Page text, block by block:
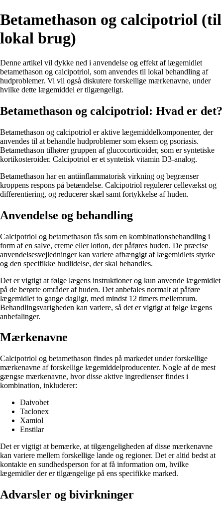
Betamethason og calcipotriol (til
lokal brug)
Denne artikel vil dykke ned i anvendelse og effekt af lægemidlet
betamethason og calcipotriol, som anvendes til lokal behandling af
hudproblemer. Vi vil også diskutere forskellige mærkenavne, under
hvilke dette lægemiddel er tilgængeligt.
Betamethason og calcipotriol: Hvad er det?
Betamethason og calcipotriol er aktive lægemiddelkomponenter, der
anvendes til at behandle hudproblemer som eksem og psoriasis.
Betamethason tilhører gruppen af glucocorticoider, som er syntetiske
kortikosteroider. Calcipotriol er et syntetisk vitamin D3-analog.
Betamethason har en antiinflammatorisk virkning og begrænser
kroppens respons på betændelse. Calcipotriol regulerer cellevækst og
differentiering, og reducerer skæl samt fortykkelse af huden.
Anvendelse og behandling
Calcipotriol og betamethason fås som en kombinationsbehandling i
form af en salve, creme eller lotion, der påføres huden. De præcise
anvendelsesvejledninger kan variere afhængigt af lægemidlets styrke
og den specifikke hudlidelse, der skal behandles.
Det er vigtigt at følge lægens instruktioner og kun anvende lægemidlet
på de berørte områder af huden. Det anbefales normalt at påføre
lægemidlet to gange dagligt, med mindst 12 timers mellemrum.
Behandlingsvarigheden kan variere, så det er vigtigt at følge lægens
anbefalinger.
Mærkenavne
Calcipotriol og betamethason findes på markedet under forskellige
mærkenavne af forskellige lægemiddelproducenter. Nogle af de mest
gængse mærkenavne, hvor disse aktive ingredienser findes i
kombination, inkluderer:
Daivobet
Taclonex
Xamiol
Enstilar
Det er vigtigt at bemærke, at tilgængeligheden af ​​disse mærkenavne
kan variere mellem forskellige lande og regioner. Det er altid bedst at
kontakte en sundhedsperson for at få information om, hvilke
lægemidler der er tilgængelige på ens specifikke marked.
Advarsler og bivirkninger